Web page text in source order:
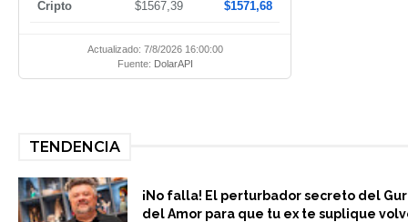
Cripto $1567,39 $1571,68
Actualizado: 7/8/2026 16:00:00
Fuente: DolarAPI
TENDENCIA
¡No falla! El perturbador secreto del
del Amor para que tu ex te suplique